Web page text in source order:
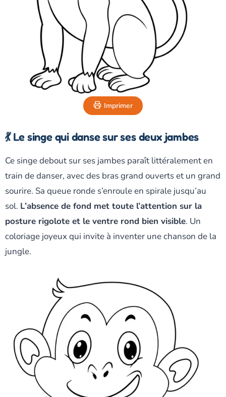
Imprimer
💃 Le singe qui danse sur ses deux jambes
Ce singe debout sur ses jambes paraît littéralement en
train de danser, avec des bras grand ouverts et un grand
sourire. Sa queue ronde s’enroule en spirale jusqu’au
sol. L’absence de fond met toute l’attention sur la
posture rigolote et le ventre rond bien visible. Un
coloriage joyeux qui invite à inventer une chanson de la
jungle.